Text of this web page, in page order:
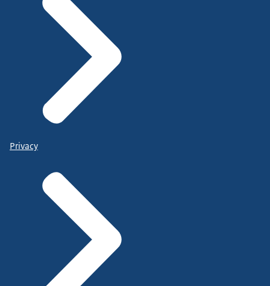
Privacy